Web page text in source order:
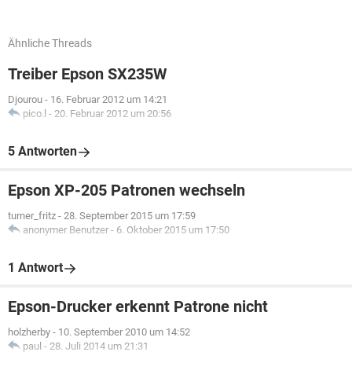
Ähnliche Threads
Treiber Epson SX235W
Djourou - 16. Februar 2012 um 14:21
pico.l - 20. Februar 2012 um 20:56
5 Antworten
Epson XP-205 Patronen wechseln
turner_fritz - 28. September 2015 um 17:59
anonymer Benutzer - 6. Oktober 2015 um 17:50
1 Antwort
Epson-Drucker erkennt Patrone nicht
holzherby - 10. September 2010 um 14:52
paul - 28. Juli 2014 um 21:31